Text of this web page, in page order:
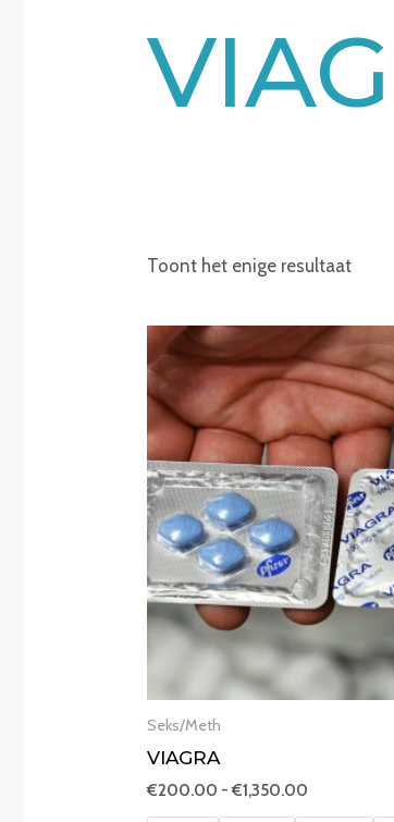
Toont het enige resultaat
Seks/Meth
VIAGRA
€200.00 - €1,350.00
Prijsklasse:
€200.00
tot
€1,350.00